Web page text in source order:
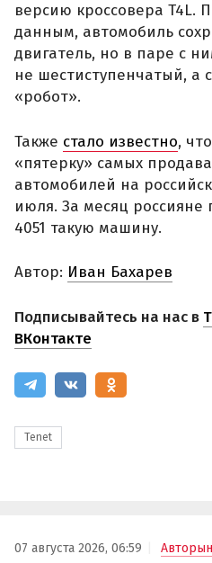
версию кроссовера T4L.
данным, автомобиль
двигатель, но в паре с
не шестиступенчатый, а
«робот».
Также стало известно,
«пятерку» самых
автомобилей на
июля. За месяц россияне
4051 такую машину.
Автор: Иван Бахарев
Подписывайтесь на нас в
ВКонтакте
Tenet
07 августа 2026, 06:59